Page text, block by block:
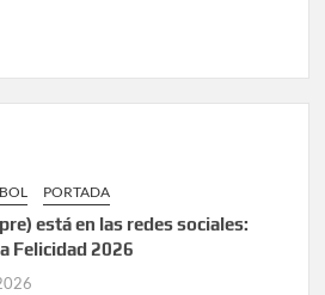
PORTADA
está en las redes sociales:
Felicidad 2026